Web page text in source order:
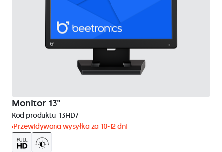
Monitor 13"
Kod produktu: 13HD7
Przewidywana wysyłka za 10-12 dni